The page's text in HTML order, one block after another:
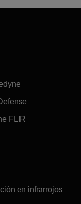
FLIR
en infrarrojos